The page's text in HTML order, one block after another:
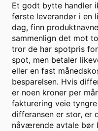
Et godt bytte handler
første leverandør i en
dag, finn
sammenlign det mot
tror de har spotpris
spot, men betaler
eller en fast
besparelsen. Hvis
er noen kroner per
fakturering veie
differansen er stor, er
nåværende avtale bør